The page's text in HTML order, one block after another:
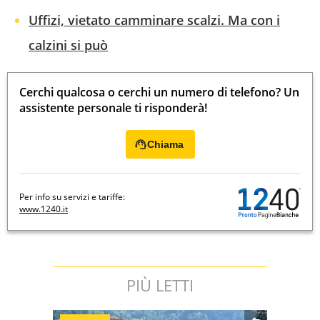
Uffizi, vietato camminare scalzi. Ma con i
calzini si può
Cerchi qualcosa o cerchi un numero di telefono? Un
assistente personale ti risponderà!
Chiama
Per info su servizi e tariffe:
www.1240.it
PIÙ LETTI